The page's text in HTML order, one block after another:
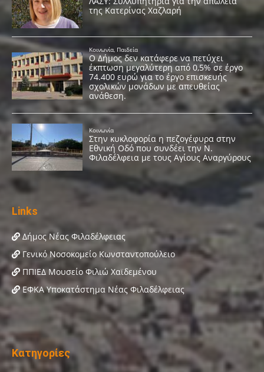
Links
Δήμος Νέας Φιλαδέλφειας
Γενικό Νοσοκομείο Κωνσταντοπούλειο
ΠΠΙΕΔ Μουσείο Φιλιώ Χαϊδεμένου
ΕΦΚΑ Υποκατάστημα Νέας Φιλαδέλφειας
Κατηγορίες